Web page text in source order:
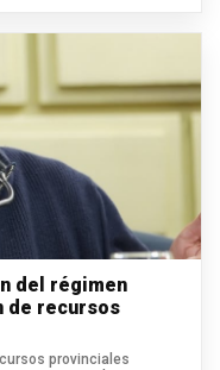
del régimen
de recursos
provinciales